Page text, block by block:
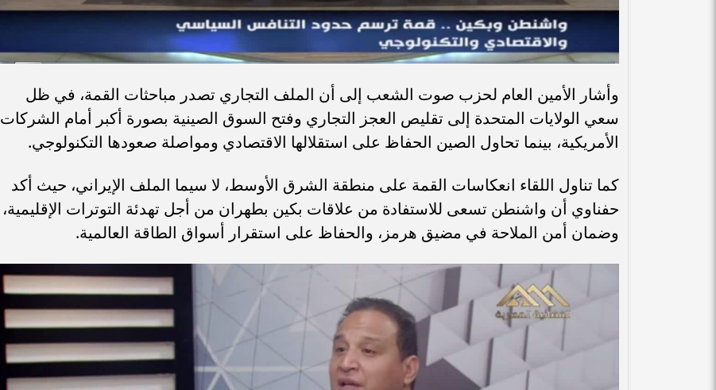
وأشار الأمين العام لحزب صوت الشعب إلى أن الملف التجاري تصدر مباحثات القمة، في ظل
سعي الولايات المتحدة إلى تقليص العجز التجاري وفتح السوق الصينية بصورة أكبر أمام الشركات
الأمريكية، بينما تحاول الصين الحفاظ على استقلالها الاقتصادي ومواصلة صعودها التكنولوجي.
كما تناول اللقاء انعكاسات القمة على منطقة الشرق الأوسط، لا سيما الملف الإيراني، حيث أكد
حفناوي أن واشنطن تسعى للاستفادة من علاقات بكين بطهران من أجل تهدئة التوترات الإقليمية،
وضمان أمن الملاحة في مضيق هرمز، والحفاظ على استقرار أسواق الطاقة العالمية.